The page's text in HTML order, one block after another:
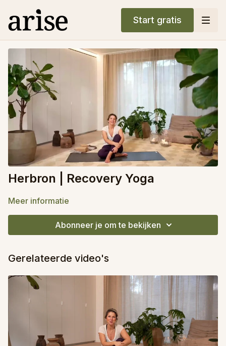
Start gratis
Herbron | Recovery Yoga
Meer informatie
Abonneer je om te bekijken
Gerelateerde video's